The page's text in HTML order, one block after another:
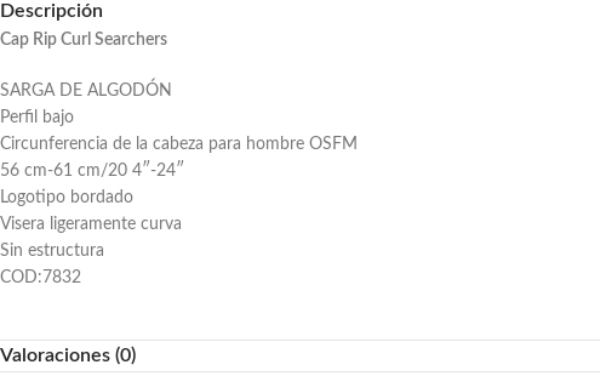
Descripción
Cap Rip Curl Searchers
SARGA DE ALGODÓN
Perfil bajo
Circunferencia de la cabeza para hombre OSFM
56 cm-61 cm/20 4″-24″
Logotipo bordado
Visera ligeramente curva
Sin estructura
COD:7832
Valoraciones (0)